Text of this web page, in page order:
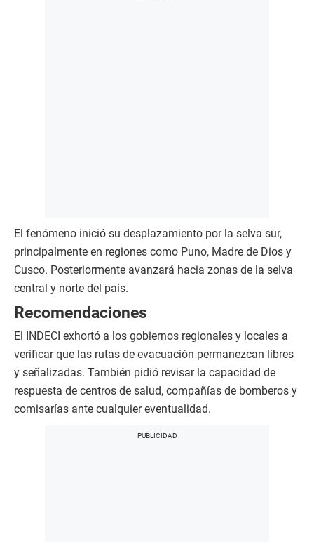
El fenómeno inició su desplazamiento por la selva sur,
principalmente en regiones como Puno, Madre de Dios y
Cusco. Posteriormente avanzará hacia zonas de la selva
central y norte del país.
Recomendaciones
El INDECI exhortó a los gobiernos regionales y locales a
verificar que las rutas de evacuación permanezcan libres
y señalizadas. También pidió revisar la capacidad de
respuesta de centros de salud, compañías de bomberos y
comisarías ante cualquier eventualidad.